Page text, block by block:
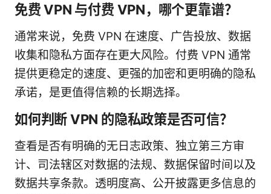
免费 VPN 与付费 VPN，哪个更靠谱？
通常来说，免费 VPN 在速度、广告投放、数据
收集和隐私方面存在更大风险。付费 VPN 通常
提供更稳定的速度、更强的加密和更明确的隐私
承诺，是更值得信赖的长期选择。
如何判断 VPN 的隐私政策是否可信？
查看是否有明确的无日志政策、独立第三方审
计、司法辖区对数据的法规、数据保留时间以及
数据共享条款。透明度高、公开披露更多信息的